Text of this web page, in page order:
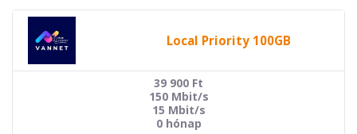
Local Priority 100GB
39 900 Ft
150 Mbit/s
15 Mbit/s
0 hónap